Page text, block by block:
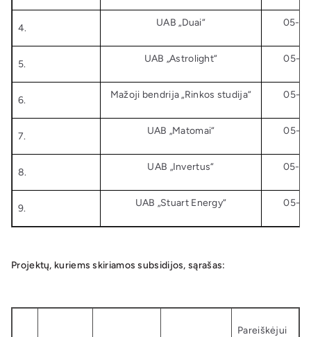
4. UAB „Duai“ 05-
5. UAB „Astrolight“ 05-
6. Mažoji bendrija „Rinkos studija“ 05-
7. UAB „Matomai“ 05-
8. UAB „Invertus“ 05-
9. UAB „Stuart Energy“ 05-
Projektų, kuriems skiriamos subsidijos, sąrašas:
Pareiškėjui